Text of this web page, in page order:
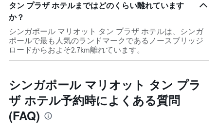
タン プラザ ホテルまではどのくらい離れています
か？
シンガポール マリオット タン プラザ ホテルは、シンガ
ポールで最も人気のランドマークであるノースブリッジ
ロードからおよそ2.7km離れています。
シンガポール マリオット タン プラ
ザ ホテル予約時によくある質問
(FAQ)